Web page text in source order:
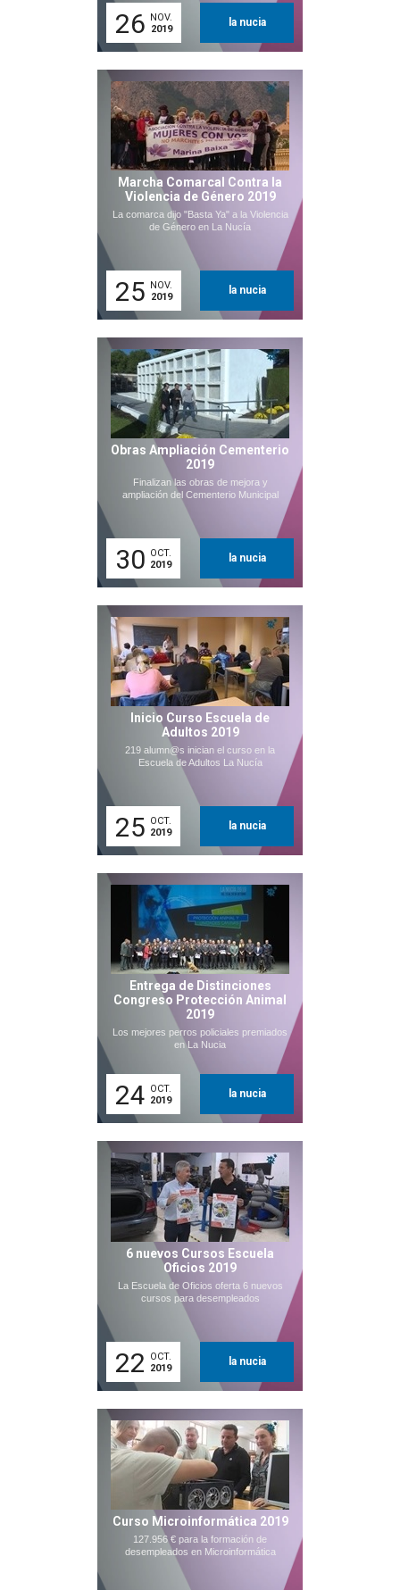
26 NOV.
2019
la nucia
Marcha Comarcal Contra la
Violencia de Género 2019
La comarca dijo "Basta Ya" a la Violencia
de Género en La Nucía
25 NOV.
2019
la nucia
Obras Ampliación Cementerio
2019
Finalizan las obras de mejora y
ampliación del Cementerio Municipal
30 OCT.
2019
la nucia
Inicio Curso Escuela de
Adultos 2019
219 alumn@s inician el curso en la
Escuela de Adultos La Nucía
25 OCT.
2019
la nucia
Entrega de Distinciones
Congreso Protección Animal
2019
Los mejores perros policiales premiados
en La Nucia
24 OCT.
2019
la nucia
6 nuevos Cursos Escuela
Oficios 2019
La Escuela de Oficios oferta 6 nuevos
cursos para desempleados
22
OCT.
2019
la nucia
Curso Microinformática 2019
127.956 € para la formación de
desempleados en Microinformática